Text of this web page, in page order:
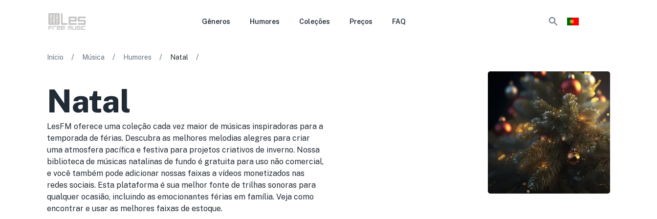
Gêneros Humores Coleções Preços FAQ
Início / Música / Humores / Natal /
Natal
LesFM oferece uma coleção cada vez maior de músicas inspiradoras para a
temporada de férias. Descubra as melhores melodias alegres para criar
uma atmosfera pacífica e festiva para projetos criativos de inverno. Nossa
biblioteca de músicas natalinas de fundo é gratuita para uso não comercial,
e você também pode adicionar nossas faixas a vídeos monetizados nas
redes sociais. Esta plataforma é sua melhor fonte de trilhas sonoras para
qualquer ocasião, incluindo as emocionantes férias em família. Veja como
encontrar e usar as melhores faixas de estoque.